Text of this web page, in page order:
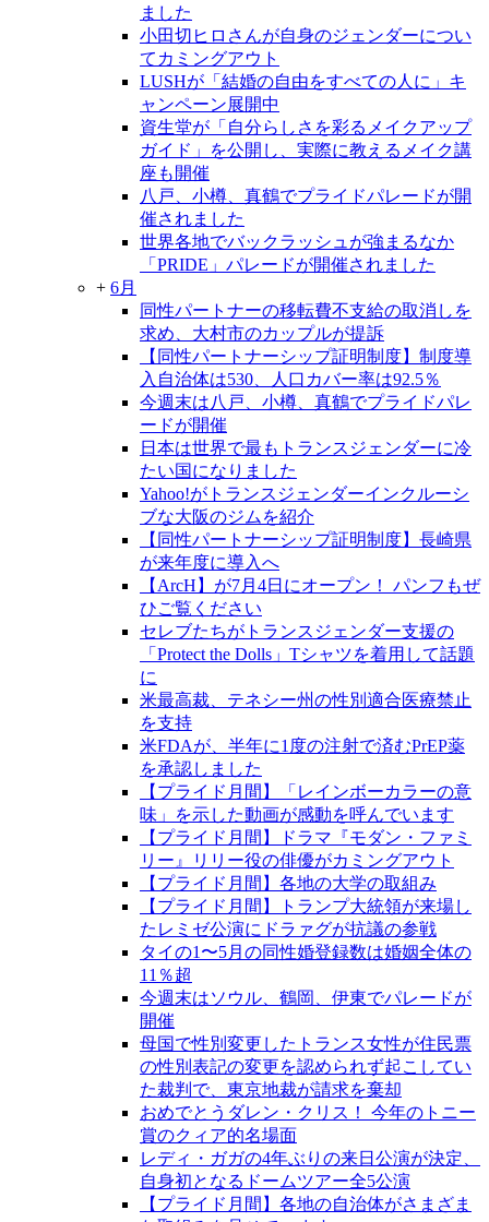
ました
小田切ヒロさんが自身のジェンダーについ
てカミングアウト
LUSHが「結婚の自由をすべての人に」キ
ャンペーン展開中
資生堂が「自分らしさを彩るメイクアップ
ガイド」を公開し、実際に教えるメイク講
座も開催
八戸、小樽、真鶴でプライドパレードが開
催されました
世界各地でバックラッシュが強まるなか
「PRIDE」パレードが開催されました
+ 6月
同性パートナーの移転費不支給の取消しを
求め、大村市のカップルが提訴
【同性パートナーシップ証明制度】制度導
入自治体は530、人口カバー率は92.5％
今週末は八戸、小樽、真鶴でプライドパレ
ードが開催
日本は世界で最もトランスジェンダーに冷
たい国になりました
Yahoo!がトランスジェンダーインクルーシ
ブな大阪のジムを紹介
【同性パートナーシップ証明制度】長崎県
が来年度に導入へ
【ArcH】が7月4日にオープン！ パンフもぜ
ひご覧ください
セレブたちがトランスジェンダー支援の
「Protect the Dolls」Tシャツを着用して話題
に
米最高裁、テネシー州の性別適合医療禁止
を支持
米FDAが、半年に1度の注射で済むPrEP薬
を承認しました
【プライド月間】「レインボーカラーの意
味」を示した動画が感動を呼んでいます
【プライド月間】ドラマ『モダン・ファミ
リー』リリー役の俳優がカミングアウト
【プライド月間】各地の大学の取組み
【プライド月間】トランプ大統領が来場し
たレミゼ公演にドラァグが抗議の参戦
タイの1〜5月の同性婚登録数は婚姻全体の
11％超
今週末はソウル、鶴岡、伊東でパレードが
開催
母国で性別変更したトランス女性が住民票
の性別表記の変更を認められず起こしてい
た裁判で、東京地裁が請求を棄却
おめでとうダレン・クリス！ 今年のトニー
賞のクィア的名場面
レディ・ガガの4年ぶりの来日公演が決定、
自身初となるドームツアー全5公演
【プライド月間】各地の自治体がさまざま